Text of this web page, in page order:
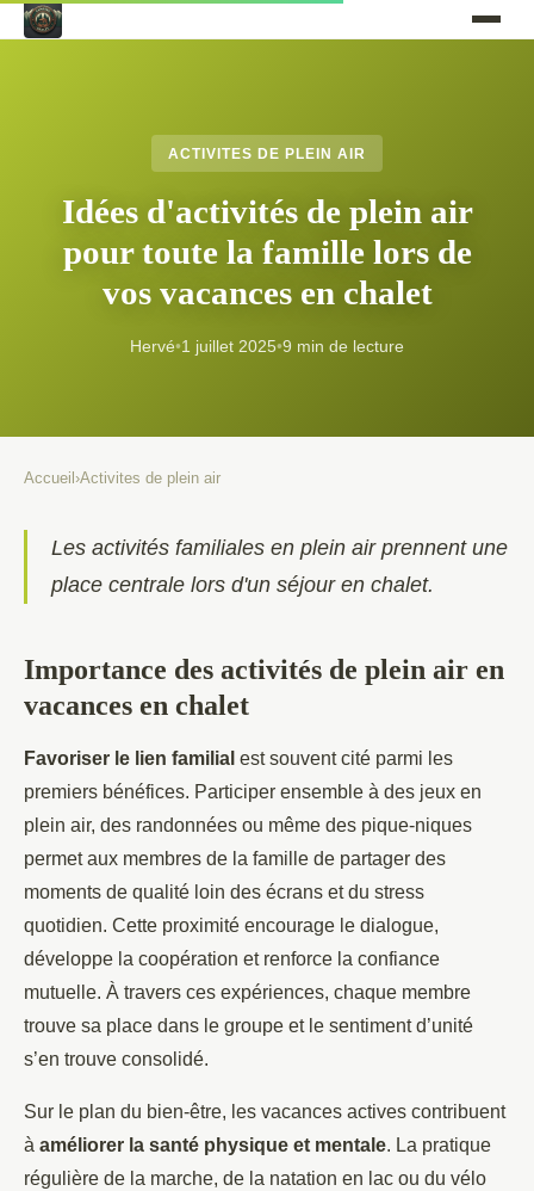
ACTIVITES DE PLEIN AIR
Idées d'activités de plein air
pour toute la famille lors de
vos vacances en chalet
Hervé•1 juillet 2025•9 min de lecture
Accueil ›Activites de plein air
Les activités familiales en plein air prennent une
place centrale lors d'un séjour en chalet.
Importance des activités de plein air en
vacances en chalet
Favoriser le lien familial est souvent cité parmi les
premiers bénéfices. Participer ensemble à des jeux en
plein air, des randonnées ou même des pique-niques
permet aux membres de la famille de partager des
moments de qualité loin des écrans et du stress
quotidien. Cette proximité encourage le dialogue,
développe la coopération et renforce la confiance
mutuelle. À travers ces expériences, chaque membre
trouve sa place dans le groupe et le sentiment d’unité
s’en trouve consolidé.
Sur le plan du bien-être, les vacances actives contribuent
à améliorer la santé physique et mentale. La pratique
régulière de la marche, de la natation en lac ou du vélo